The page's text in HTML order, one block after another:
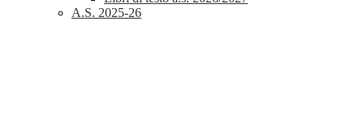
A.S. 2025-26